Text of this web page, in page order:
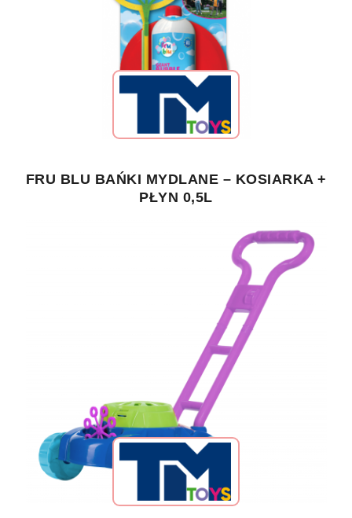
FRU BLU BAŃKI MYDLANE – KOSIARKA +
PŁYN 0,5L